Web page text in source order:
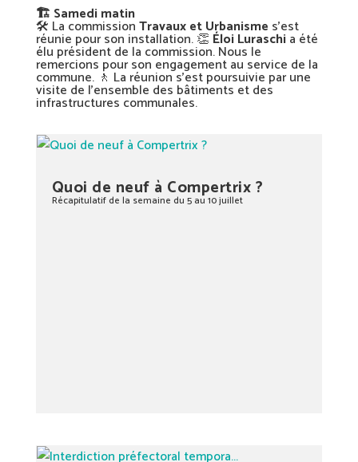
🏗️ Samedi matin
🛠️ La commissionTravaux et Urbanisme s’est
réunie pour son installation. 👏 Éloi Luraschia été
élu président de la commission. Nous le
remercions pour son engagement au service de la
commune. 🚶 La réunion s’est poursuivie par une
visite de l’ensemble des bâtiments et des
infrastructures communales.
Quoi de neuf à Compertrix ?
Récapitulatif de la semaine du 5 au 10 juillet